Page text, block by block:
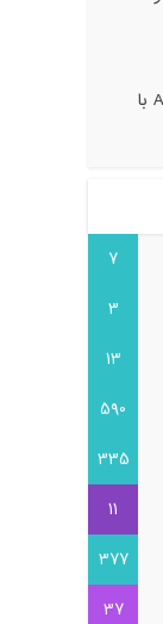
ریموت کدلرن ASK با
7
3
13
590
335
11
377
37